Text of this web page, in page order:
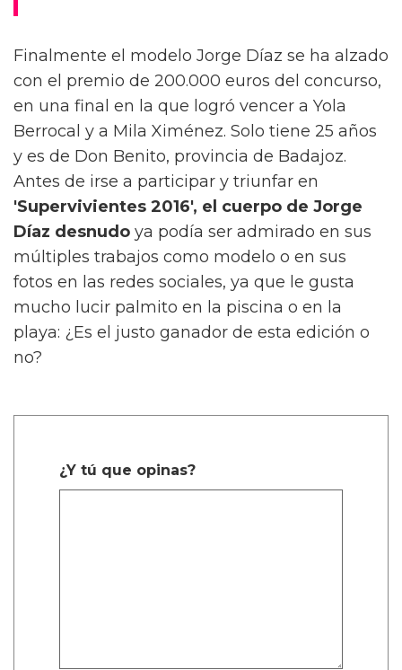
Finalmente el modelo Jorge Díaz se ha alzado
con el premio de 200.000 euros del concurso,
en una final en la que logró vencer a Yola
Berrocal y a Mila Ximénez. Solo tiene 25 años
y es de Don Benito, provincia de Badajoz.
Antes de irse a participar y triunfar en
'Supervivientes 2016', el cuerpo de Jorge
Díaz desnudo ya podía ser admirado en sus
múltiples trabajos como modelo o en sus
fotos en las redes sociales, ya que le gusta
mucho lucir palmito en la piscina o en la
playa: ¿Es el justo ganador de esta edición o
no?
¿Y tú que opinas?